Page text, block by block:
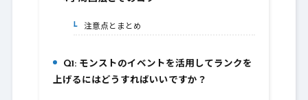
4.
4-1.注意点とまとめ
Q1: モンストのイベントを活用してランクを
上げるにはどうすればいいですか？